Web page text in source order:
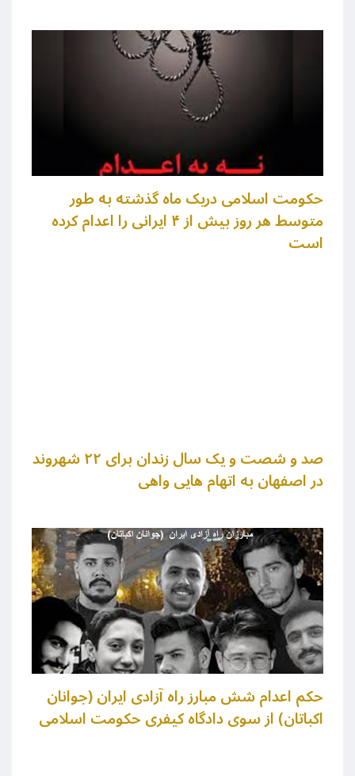
حکومت اسلامی دریک ماه گذشته به طور
متوسط هر روز بیش از ۴ ایرانی را اعدام کرده
است
صد و شصت و یک سال زندان برای ۲۲ شهروند
در اصفهان به اتهام هایی واهی
حکم اعدام شش مبارز راه آزادی ایران (جوانان
اکباتان) از سوی دادگاه کیفری حکومت اسلامی